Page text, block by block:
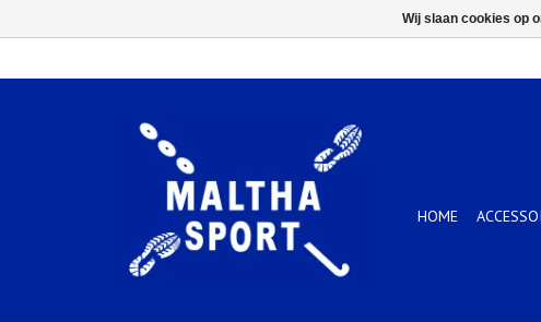
HOME
Wij slaan cookies op